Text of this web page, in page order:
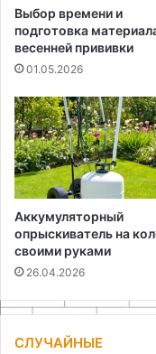
Выбор времени и
подготовка
весенней прививки
01.05.2026
Аккумуляторный
опрыскиватель на
своими руками
26.04.2026
СЛУЧАЙНЫЕ